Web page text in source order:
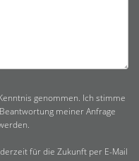
genommen. Ich stimme
meiner Anfrage
für die Zukunft per E-Mail